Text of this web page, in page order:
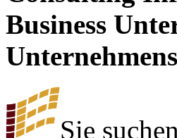
Business
Sie